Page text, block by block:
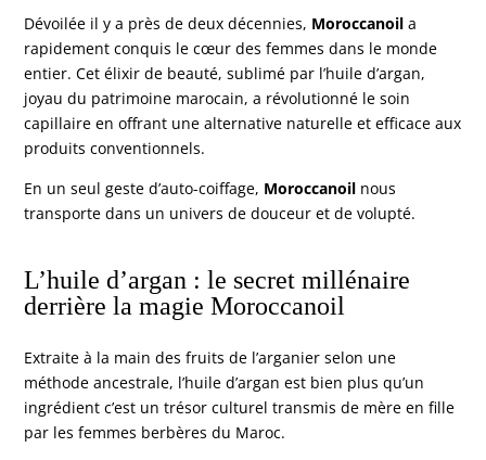
Dévoilée il y a près de deux décennies, Moroccanoil a
rapidement conquis le cœur des femmes dans le monde
entier. Cet élixir de beauté, sublimé par l’huile d’argan,
joyau du patrimoine marocain, a révolutionné le soin
capillaire en offrant une alternative naturelle et efficace aux
produits conventionnels.
En un seul geste d’auto-coiffage, Moroccanoil nous
transporte dans un univers de douceur et de volupté.
L’huile d’argan : le secret millénaire
derrière la magie Moroccanoil
Extraite à la main des fruits de l’arganier selon une
méthode ancestrale, l’huile d’argan est bien plus qu’un
ingrédient c’est un trésor culturel transmis de mère en fille
par les femmes berbères du Maroc.